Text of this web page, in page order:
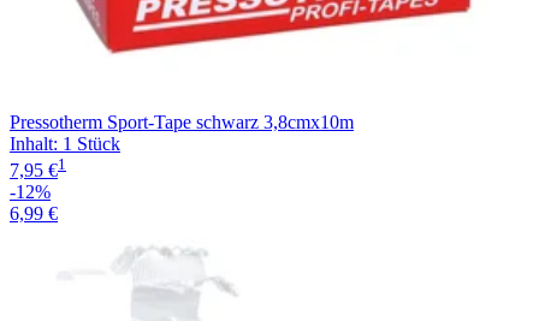
Pressotherm Sport-Tape schwarz 3,8cmx10m
Inhalt: 1 Stück
7,95 €1
-12%
6,99 €